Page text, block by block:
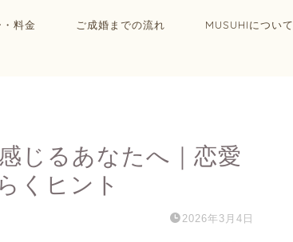
料金 ご成婚までの流れ MUSUHIについて
じるあなたへ｜恋愛
くヒント
2026年3月4日